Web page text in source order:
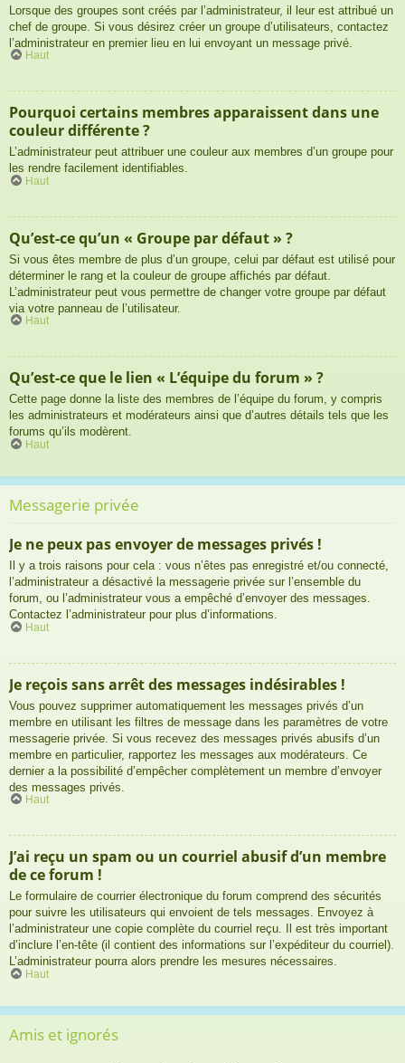
Lorsque des groupes sont créés par l’administrateur, il leur est attribué un
chef de groupe. Si vous désirez créer un groupe d’utilisateurs, contactez
l’administrateur en premier lieu en lui envoyant un message privé.
Haut
Pourquoi certains membres apparaissent dans une
couleur différente ?
L’administrateur peut attribuer une couleur aux membres d’un groupe pour
les rendre facilement identifiables.
Haut
Qu’est-ce qu’un « Groupe par défaut » ?
Si vous êtes membre de plus d’un groupe, celui par défaut est utilisé pour
déterminer le rang et la couleur de groupe affichés par défaut.
L’administrateur peut vous permettre de changer votre groupe par défaut
via votre panneau de l’utilisateur.
Haut
Qu’est-ce que le lien « L’équipe du forum » ?
Cette page donne la liste des membres de l’équipe du forum, y compris
les administrateurs et modérateurs ainsi que d’autres détails tels que les
forums qu’ils modèrent.
Haut
Messagerie privée
Je ne peux pas envoyer de messages privés !
Il y a trois raisons pour cela : vous n’êtes pas enregistré et/ou connecté,
l’administrateur a désactivé la messagerie privée sur l’ensemble du
forum, ou l’administrateur vous a empêché d’envoyer des messages.
Contactez l’administrateur pour plus d’informations.
Haut
Je reçois sans arrêt des messages indésirables !
Vous pouvez supprimer automatiquement les messages privés d’un
membre en utilisant les filtres de message dans les paramètres de votre
messagerie privée. Si vous recevez des messages privés abusifs d’un
membre en particulier, rapportez les messages aux modérateurs. Ce
dernier a la possibilité d’empêcher complètement un membre d’envoyer
des messages privés.
Haut
J’ai reçu un spam ou un courriel abusif d’un membre
de ce forum !
Le formulaire de courrier électronique du forum comprend des sécurités
pour suivre les utilisateurs qui envoient de tels messages. Envoyez à
l’administrateur une copie complète du courriel reçu. Il est très important
d’inclure l’en-tête (il contient des informations sur l’expéditeur du courriel).
L’administrateur pourra alors prendre les mesures nécessaires.
Haut
Amis et ignorés